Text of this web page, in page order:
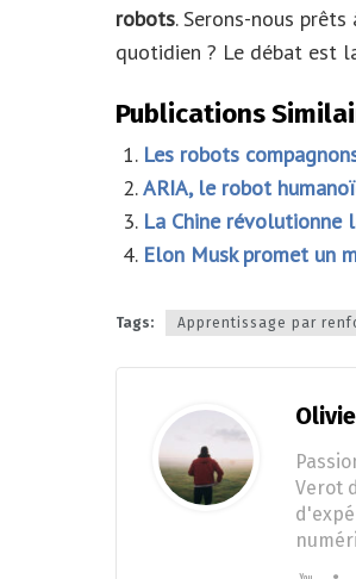
robots. Serons-nous
quotidien ? Le débat est
Publications
Les robots
ARIA, le robot
La Chine
Elon Musk promet un
Tags: Apprentissage par
Verot